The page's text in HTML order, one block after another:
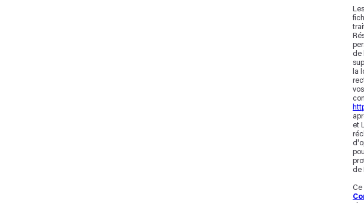
de
la
et
de
Ce